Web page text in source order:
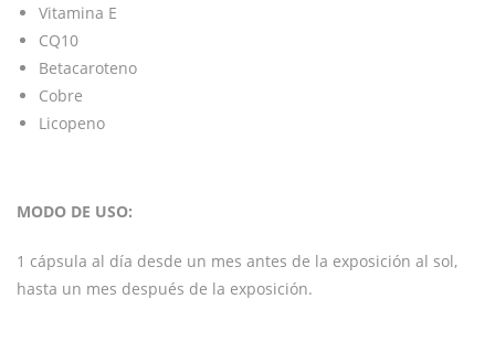
Vitamina E
CQ10
Betacaroteno
Cobre
Licopeno
MODO DE USO:
1 cápsula al día desde un mes antes de la exposición al sol,
hasta un mes después de la exposición.